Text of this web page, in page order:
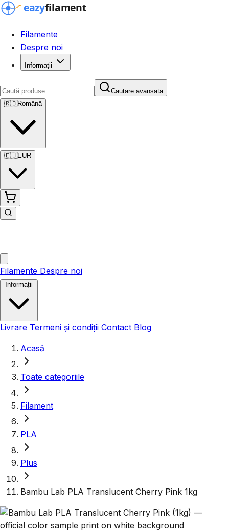
Filamente
Despre noi
Informații
Cautare avansata
🇷🇴Română
🇪🇺EUR
Filamente Despre noi
Livrare Termeni și condiții Contact Blog
Acasă
Toate categoriile
Filament
PLA
Plus
Bambu Lab PLA Translucent Cherry Pink 1kg